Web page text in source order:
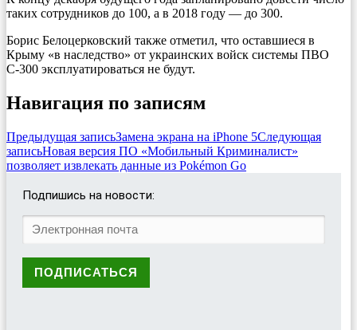
таких сотрудников до 100, а в 2018 году — до 300.
Борис Белоцерковский также отметил, что оставшиеся в
Крыму «в наследство» от украинских войск системы ПВО
С-300 эксплуатироваться не будут.
Навигация по записям
Предыдущая записьЗамена экрана на iPhone 5Следующая
записьНовая версия ПО «Мобильный Криминалист»
позволяет извлекать данные из Pokémon Go
Подпишись на новости: